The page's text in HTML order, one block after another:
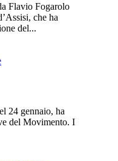
Flavio Fogarolo
che ha
del...
24 gennaio, ha
del Movimento. I